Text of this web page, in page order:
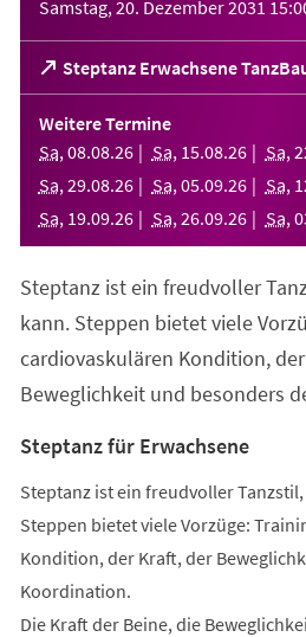
Samstag, 20. Dezember 2031
Steptanz Erwachsene
(Öffnet
in
einem
neuen
Tab)
Weitere Termine
Sa, 08.08.26 Sa, 15.08.26 Sa,
Sa, 29.08.26 Sa, 05.09.26 Sa,
Sa, 19.09.26 Sa, 26.09.26 Sa,
Steptanz ist ein freudvoller
kann. Steppen bietet viele
cardiovaskulären Kondition,
Beweglichkeit und besonders
Steptanz für Erwachsene
Steptanz ist ein freudvoller
Steppen bietet viele Vorzüge:
Kondition, der Kraft, der
Koordination.
Die Kraft der Beine, die